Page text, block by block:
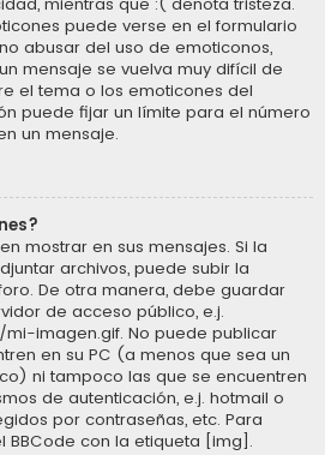
puede verse en el formulario
abusar del uso de emoticonos,
mensaje se vuelva muy difícil de
el tema o los emoticones del
puede fijar un límite para el número
un mensaje.
mostrar en sus mensajes. Si la
archivos, puede subir la
De otra manera, debe guardar
de acceso público, e.j.
imagen.gif. No puede publicar
en su PC (a menos que sea un
ni tampoco las que se encuentren
de autenticación, e.j. hotmail o
por contraseñas, etc. Para
BBCode con la etiqueta [img].